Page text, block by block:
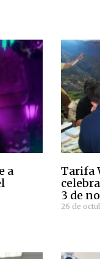
a
Tarifa
3 de
26 de